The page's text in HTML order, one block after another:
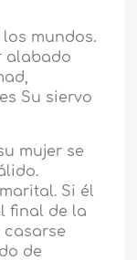
los mundos.
alabado
Su siervo
mujer se
Si él
final de la
casarse
de